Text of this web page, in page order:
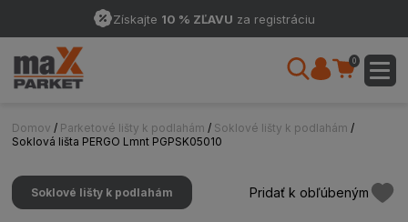
Získajte 10 % ZĽAVU za registráciu
0
Domov / Parketové lišty k podlahám / Soklové lišty k podlahám /
Soklová lišta PERGO Lmnt PGPSK05010
Soklové lišty k podlahám Pridať k obľúbeným